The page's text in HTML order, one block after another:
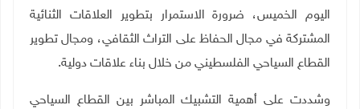
اليوم الخميس، ضرورة الاستمرار بتطوير العلاقات الثنائية
المشتركة في مجال الحفاظ على التراث الثقافي، ومجال تطوير
القطاع السياحي الفلسطيني من خلال بناء علاقات دولية.
وشددت على أهمية‎ التشبيك المباشر بين القطاع السياحي